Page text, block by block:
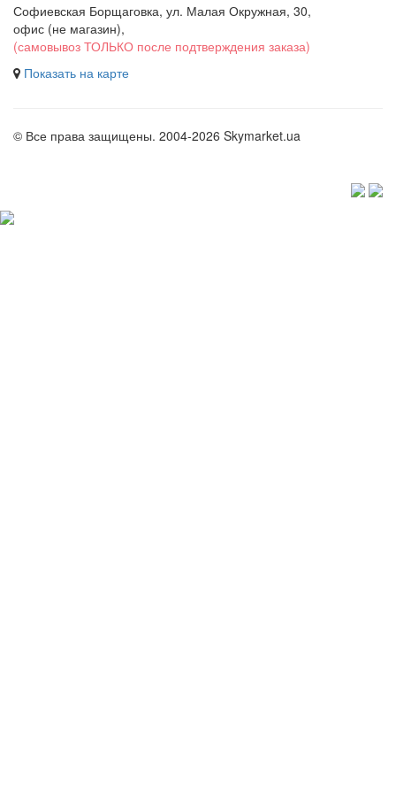
Софиевская Борщаговка, ул. Малая Окружная, 30,
офис (не магазин),
(самовывоз ТОЛЬКО после подтверждения заказа)
Показать на карте
© Все права защищены. 2004-2026 Skymarket.ua